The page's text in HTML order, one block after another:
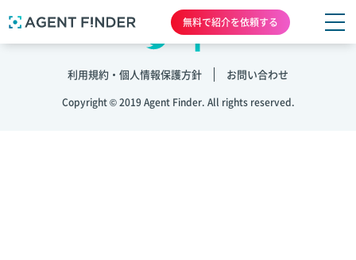
無料で紹介を依頼する
利用規約・個人情報保護方針 お問い合わせ
Copyright © 2019 Agent Finder. All rights reserved.